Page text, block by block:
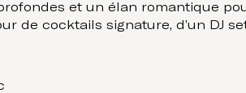
et un élan romantique
de cocktails signature, d’un DJ